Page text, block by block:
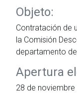
Objeto:
Contratación de
la Comisión
departamento
Apertura
28 de